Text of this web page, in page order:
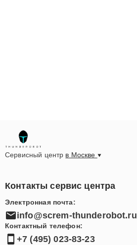
Сервисный центр в Москве
Контакты сервис центра
Электронная почта:
info@screm-thunderobot.ru
Контактный телефон:
+7 (495) 023-83-23